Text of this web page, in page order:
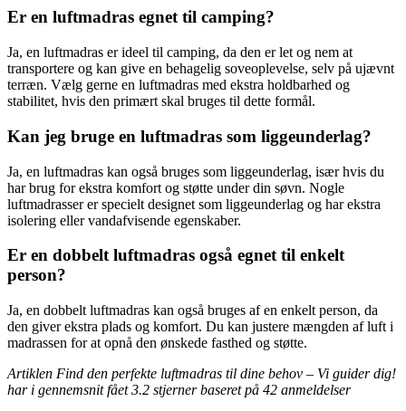
Er en luftmadras egnet til camping?
Ja, en luftmadras er ideel til camping, da den er let og nem at
transportere og kan give en behagelig soveoplevelse, selv på ujævnt
terræn. Vælg gerne en luftmadras med ekstra holdbarhed og
stabilitet, hvis den primært skal bruges til dette formål.
Kan jeg bruge en luftmadras som liggeunderlag?
Ja, en luftmadras kan også bruges som liggeunderlag, især hvis du
har brug for ekstra komfort og støtte under din søvn. Nogle
luftmadrasser er specielt designet som liggeunderlag og har ekstra
isolering eller vandafvisende egenskaber.
Er en dobbelt luftmadras også egnet til enkelt
person?
Ja, en dobbelt luftmadras kan også bruges af en enkelt person, da
den giver ekstra plads og komfort. Du kan justere mængden af luft i
madrassen for at opnå den ønskede fasthed og støtte.
Artiklen Find den perfekte luftmadras til dine behov – Vi guider dig!
har i gennemsnit fået3.2 stjerner baseret på 42 anmeldelser